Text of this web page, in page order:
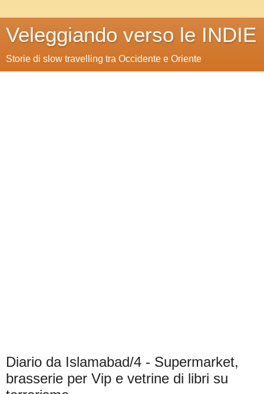
Veleggiando verso le INDIE
Storie di slow travelling tra Occidente e Oriente
Diario da Islamabad/4 - Supermarket,
brasserie per Vip e vetrine di libri su